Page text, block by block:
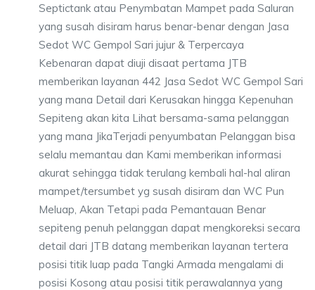
Septictank atau Penymbatan Mampet pada Saluran
yang susah disiram harus benar-benar dengan Jasa
Sedot WC Gempol Sari jujur & Terpercaya
Kebenaran dapat diuji disaat pertama JTB
memberikan layanan 442 Jasa Sedot WC Gempol Sari
yang mana Detail dari Kerusakan hingga Kepenuhan
Sepiteng akan kita Lihat bersama-sama pelanggan
yang mana JikaTerjadi penyumbatan Pelanggan bisa
selalu memantau dan Kami memberikan informasi
akurat sehingga tidak terulang kembali hal-hal aliran
mampet/tersumbet yg susah disiram dan WC Pun
Meluap, Akan Tetapi pada Pemantauan Benar
sepiteng penuh pelanggan dapat mengkoreksi secara
detail dari JTB datang memberikan layanan tertera
posisi titik luap pada Tangki Armada mengalami di
posisi Kosong atau posisi titik perawalannya yang